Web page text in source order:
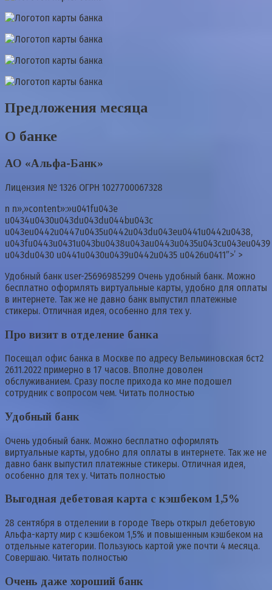
Предложения месяца
О банке
АО «Альфа-Банк»
Лицензия № 1326 ОГРН 1027700067328
n n»,»content»:»u041fu043e
u0434u0430u043du043du044bu043c
u043eu0442u0447u0435u0442u043du043eu0441u0442u0438,
u043fu0443u0431u043bu0438u043au0443u0435u043cu043eu0439
u043du0430 u0441u0430u0439u0442u0435 u0426u0411″>’ >
Удобный банк user-25696985299 Очень удобный банк. Можно
бесплатно оформлять виртуальные карты, удобно для оплаты
в интернете. Так же не давно банк выпустил платежные
стикеры. Отличная идея, особенно для тех у.
Про визит в отделение банка
Посещал офис банка в Москве по адресу Вельминовская 6ст2
26.11.2022 примерно в 17 часов. Вполне доволен
обслуживанием. Сразу после прихода ко мне подошел
сотрудник с вопросом чем. Читать полностью
Удобный банк
Очень удобный банк. Можно бесплатно оформлять
виртуальные карты, удобно для оплаты в интернете. Так же не
давно банк выпустил платежные стикеры. Отличная идея,
особенно для тех у. Читать полностью
Выгодная дебетовая карта с кэшбеком 1,5%
28 сентября в отделении в городе Тверь открыл дебетовую
Альфа-карту мир с кэшбеком 1,5% и повышенным кэшбеком на
отдельные категории. Пользуюсь картой уже почти 4 месяца.
Совершаю. Читать полностью
Очень даже хороший банк